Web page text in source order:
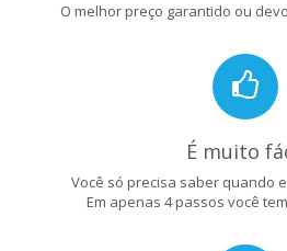
O melhor preço garantido ou
É muito
Você só precisa saber quando
Em apenas 4 passos você